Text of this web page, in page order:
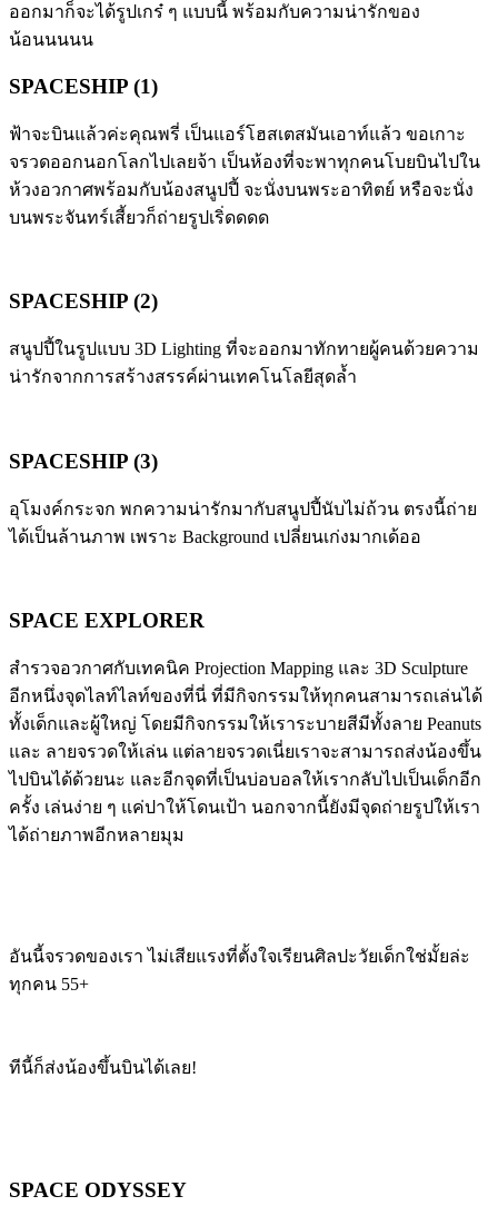
ออกมาก็จะได้รูปเกร๋ ๆ แบบนี้ พร้อมกับความน่ารักของ
น้อนนนนน
SPACESHIP (1)
ฟ้าจะบินแล้วค่ะคุณพรี่ เป็นแอร์โฮสเตสมันเอาท์แล้ว ขอเกาะ
จรวดออกนอกโลกไปเลยจ้า เป็นห้องที่จะพาทุกคนโบยบินไปใน
ห้วงอวกาศพร้อมกับน้องสนูปปี้ จะนั่งบนพระอาทิตย์ หรือจะนั่ง
บนพระจันทร์เสี้ยวก็ถ่ายรูปเริ่ดดดด
SPACESHIP (2)
สนูปปี้ในรูปแบบ 3D Lighting ที่จะออกมาทักทายผู้คนด้วยความ
น่ารักจากการสร้างสรรค์ผ่านเทคโนโลยีสุดล้ำ
SPACESHIP (3)
อุโมงค์กระจก พกความน่ารักมากับสนูปปี้นับไม่ถ้วน ตรงนี้ถ่าย
ได้เป็นล้านภาพ เพราะ Background เปลี่ยนเก่งมากเด้ออ
SPACE EXPLORER
สำรวจอวกาศกับเทคนิค Projection Mapping และ 3D Sculpture
อีกหนึ่งจุดไลท์ไลท์ของที่นี่ ที่มีกิจกรรมให้ทุกคนสามารถเล่นได้
ทั้งเด็กและผู้ใหญ่ โดยมีกิจกรรมให้เราระบายสีมีทั้งลาย Peanuts
และ ลายจรวดให้เล่น แต่ลายจรวดเนี่ยเราจะสามารถส่งน้องขึ้น
ไปบินได้ด้วยนะ และอีกจุดที่เป็นบ่อบอลให้เรากลับไปเป็นเด็กอีก
ครั้ง เล่นง่าย ๆ แค่ปาให้โดนเป้า นอกจากนี้ยังมีจุดถ่ายรูปให้เรา
ได้ถ่ายภาพอีกหลายมุม
อันนี้จรวดของเรา ไม่เสียแรงที่ตั้งใจเรียนศิลปะวัยเด็กใช่มั้ยล่ะ
ทุกคน 55+
ทีนี้ก็ส่งน้องขึ้นบินได้เลย!
SPACE ODYSSEY